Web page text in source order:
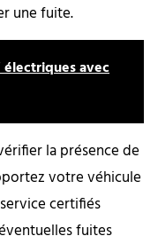
une fuite.
électriques avec
la présence de
votre véhicule
certifiés
fuites